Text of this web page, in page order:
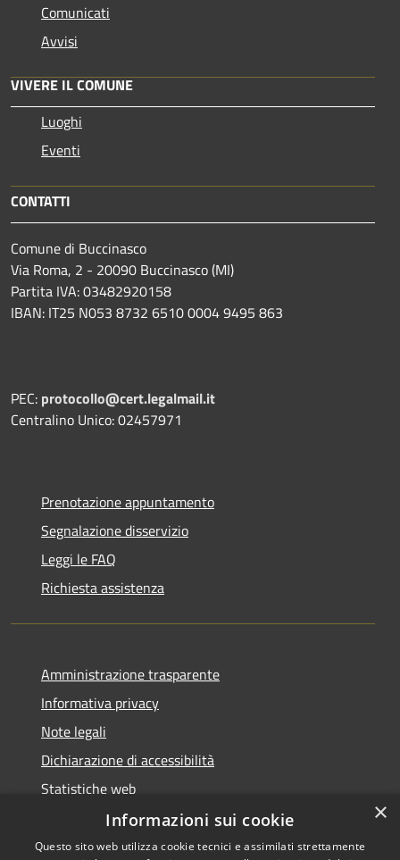
Comunicati
Avvisi
VIVERE IL COMUNE
Luoghi
Eventi
CONTATTI
Comune di Buccinasco
Via Roma, 2 - 20090 Buccinasco (MI)
Partita IVA: 03482920158
IBAN: IT25 N053 8732 6510 0004 9495 863
PEC: protocollo@cert.legalmail.it
Centralino Unico: 02457971
Prenotazione appuntamento
Segnalazione disservizio
Leggi le FAQ
Richiesta assistenza
Amministrazione trasparente
Informativa privacy
Note legali
Dichiarazione di accessibilità
Statistiche web
×
Informazioni sui cookie
Questo sito web utilizza cookie tecnici e assimilati strettamente